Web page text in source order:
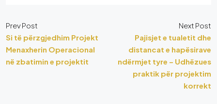
Prev Post
Si të përzgjedhim Projekt
Menaxherin Operacional
në zbatimin e projektit
Next Post
Pajisjet e tualetit dhe
distancat e hapësirave
ndërmjet tyre – Udhëzues
praktik për projektim
korrekt